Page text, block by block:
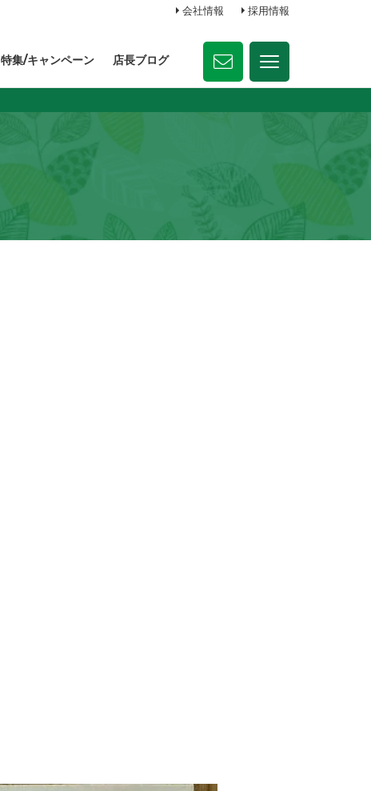
会社情報 採用情報
特集/キャンペーン 店長ブログ